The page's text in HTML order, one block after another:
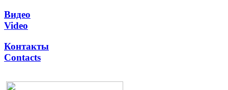
Видео
Video
Контакты
Contacts